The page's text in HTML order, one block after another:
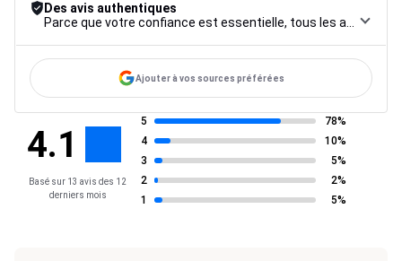
Des avis authentiques
Ajouter à vos sources préférées
4.1
Basé sur 13 avis des 12
derniers mois
5
78%
4
10%
3
5%
2
2%
1
5%